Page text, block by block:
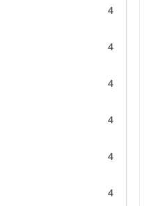
4
4
4
4
4
4